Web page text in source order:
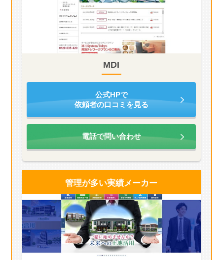
MDI
公式HPで
依頼者の口コミを見る
電話で問い合わせ
管理が多い実績メーカー